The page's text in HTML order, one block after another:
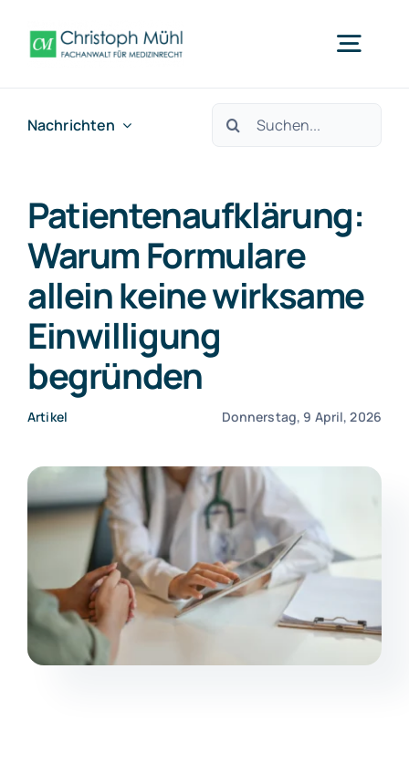
Inhalt
springen
Arzthaftung Mainz
Fachbereiche
Über uns
Nachrichten
Nachrichten
Suche
nach:
Patientenaufklärung:
Warum Formulare
allein keine wirksame
Einwilligung
begründen
Artikel Donnerstag, 9 April, 2026